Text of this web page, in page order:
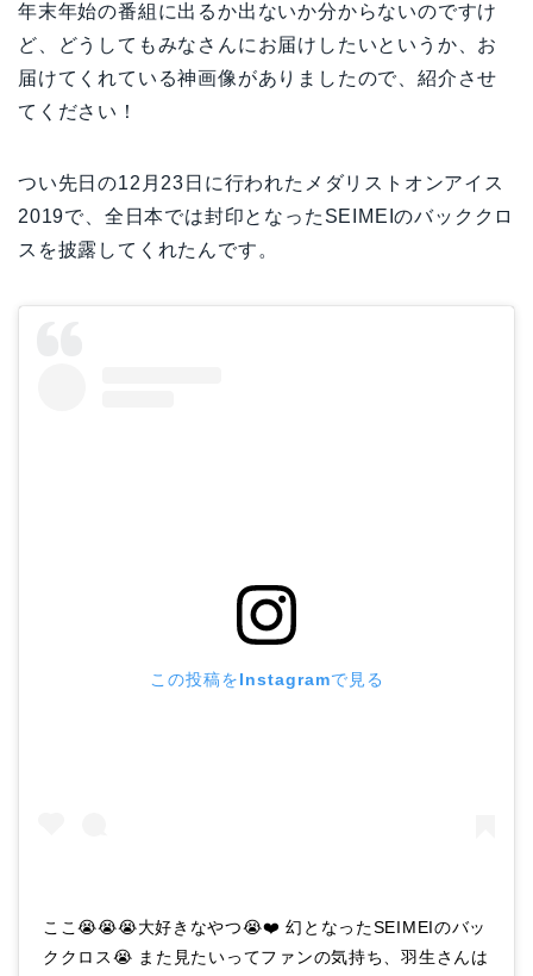
年末年始の番組に出るか出ないか分からないのですけ
ど、どうしてもみなさんにお届けしたいというか、お
届けてくれている神画像がありましたので、紹介させ
てください！
つい先日の12月23日に行われたメダリストオンアイス
2019で、全日本では封印となったSEIMEIのバッククロ
スを披露してくれたんです。
この投稿をInstagramで見る
ここ😭😭😭大好きなやつ😭❤️ 幻となったSEIMEIのバッ
ククロス😭 また見たいってファンの気持ち、羽生さんは